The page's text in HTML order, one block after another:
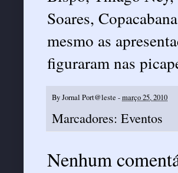
Soares,
mesmo as
figuraram nas
ByJornal Port@leste -março 25, 2010
Marcadores: Eventos
Nenhum